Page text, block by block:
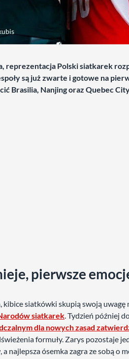
reprezentacja Polski siatkarek
są już zwarte i gotowe na
Brasilia, Nanjing oraz Quebec
pierwsze
kibice siatkówki skupią swoją
siatkarek. Tydzień później
dla nowych zasad
formuły. Zarys pozostaje
najlepsza ósemka zagra ze sobą o